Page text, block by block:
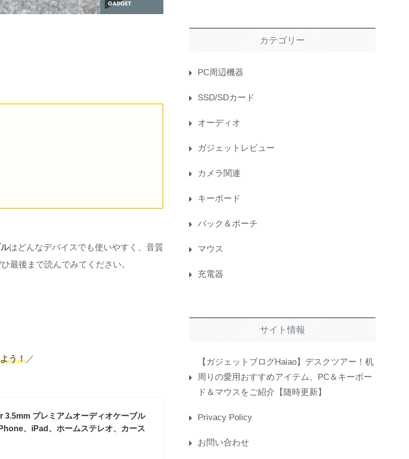
はどんなデバイスでも使いやすく、音質
最後まで読んでみてください。
う！ ／
3.5mm プレミアムオーディオケーブル
、iPad、ホームステレオ、カース
カテゴリー
PC周辺機器
SSD/SDカード
オーディオ
ガジェットレビュー
カメラ関連
キーボード
バック＆ポーチ
マウス
充電器
サイト情報
【ガジェットブログHaiao】デスクツアー！机
周りの愛用おすすめアイテム、PC＆キーボー
ド＆マウスをご紹介【随時更新】
Privacy Policy
お問い合わせ